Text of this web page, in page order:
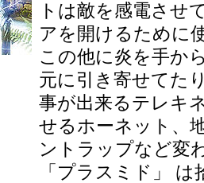
トは敵を感電させ
アを開けるために
この他に炎を手か
元に引き寄せてた
事が出来るテレキ
せるホーネット、
ントラップなど変
「プラスミド」